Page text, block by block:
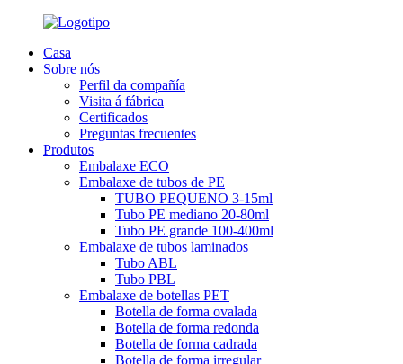
Casa
Sobre nós
Perfil da compañía
Visita á fábrica
Certificados
Preguntas frecuentes
Produtos
Embalaxe ECO
Embalaxe de tubos de PE
TUBO PEQUENO 3-15ml
Tubo PE mediano 20-80ml
Tubo PE grande 100-400ml
Embalaxe de tubos laminados
Tubo ABL
Tubo PBL
Embalaxe de botellas PET
Botella de forma ovalada
Botella de forma redonda
Botella de forma cadrada
Botella de forma irregular